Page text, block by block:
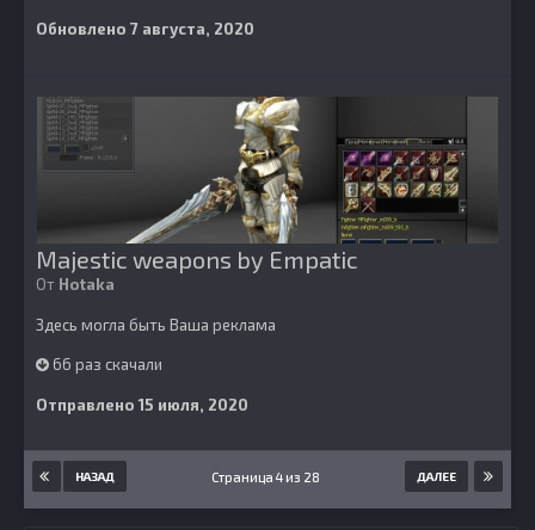
Обновлено 7 августа, 2020
Majestic weapons by Empatic
От Hotaka
Здесь могла быть Ваша реклама
66 раз скачали
Отправлено15 июля, 2020
НАЗАД ДАЛЕЕ
Страница 4 из 28